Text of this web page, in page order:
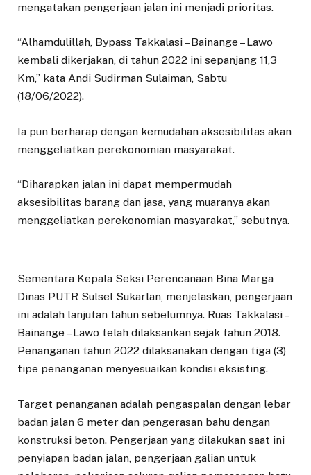
mengatakan pengerjaan jalan ini menjadi prioritas.
“Alhamdulillah, Bypass Takkalasi – Bainange – Lawo
kembali dikerjakan, di tahun 2022 ini sepanjang 11,3
Km,” kata Andi Sudirman Sulaiman, Sabtu
(18/06/2022).
Ia pun berharap dengan kemudahan aksesibilitas akan
menggeliatkan perekonomian masyarakat.
“Diharapkan jalan ini dapat mempermudah
aksesibilitas barang dan jasa, yang muaranya akan
menggeliatkan perekonomian masyarakat,” sebutnya.
Sementara Kepala Seksi Perencanaan Bina Marga
Dinas PUTR Sulsel Sukarlan, menjelaskan, pengerjaan
ini adalah lanjutan tahun sebelumnya. Ruas Takkalasi –
Bainange – Lawo telah dilaksankan sejak tahun 2018.
Penanganan tahun 2022 dilaksanakan dengan tiga (3)
tipe penanganan menyesuaikan kondisi eksisting.
Target penanganan adalah pengaspalan dengan lebar
badan jalan 6 meter dan pengerasan bahu dengan
konstruksi beton. Pengerjaan yang dilakukan saat ini
penyiapan badan jalan, pengerjaan galian untuk